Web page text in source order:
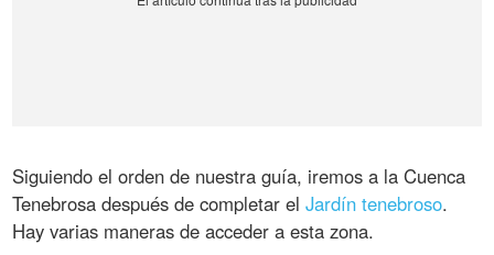
Siguiendo el orden de nuestra guía, iremos a la Cuenca
Tenebrosa después de completar elJardín tenebroso.
Hay varias maneras de acceder a esta zona.